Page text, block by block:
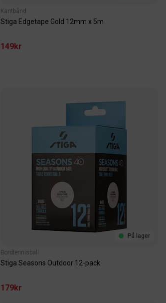
Kantbånd
Stiga Edgetape Gold 12mm x 5m
149kr
På lager
Bordtennisball
Stiga Seasons Outdoor 12-pack
179kr